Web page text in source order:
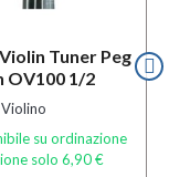
Tuner Peg
OV100 1/2
su ordinazione
solo 6,90 €